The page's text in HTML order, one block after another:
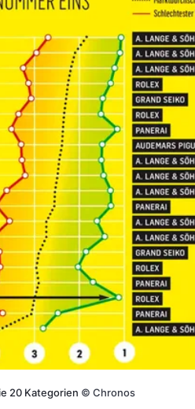
20 Kategorien © Chronos